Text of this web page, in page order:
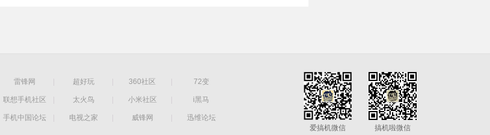
雷锋网 超好玩 360社区 72变
联想手机社区 太火鸟 小米社区 i黑马
手机中国论坛 电视之家 威锋网
迅维论坛
爱搞机微信
搞机啦微信